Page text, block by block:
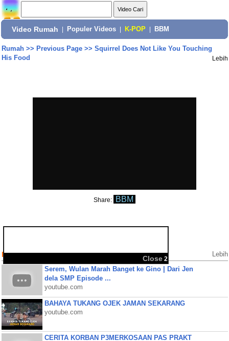
Video Rumah Populer Videos K-POP BBM
Rumah>> Previous Page>> Squirrel Does Not Like You Touching
His Food
Lebih
Close 2
Share: BBM
Populer Videos Lebih
Serem, Wulan Marah Banget ke Gino | Dari Jen
dela SMP Episode ...
youtube.com
BAHAYA TUKANG OJEK JAMAN SEKARANG
youtube.com
CERITA KORBAN P3MERKOSAAN PAS PRAKT